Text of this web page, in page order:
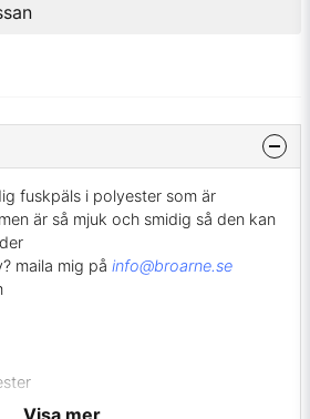
fuskpäls i polyester som är
är så mjuk och smidig så den kan
maila mig på info@broarne.se
vattenbaserat textilschampo, men får
Visa mer